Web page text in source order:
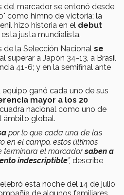
del marcador se entonó desde
como himno de victoria; la
hizo historia en el debut
esta justa mundialista.
de la Selección Nacional se
al superar a Japón 34-13, a Brasil
41-6; y en la semifinal ante
ganó cada uno de sus
mayor a los 20
nacional como uno de
ámbito global.
por lo que cada una de las
en el campo, estos últimos
terminara el marcadorsaben a
indescriptible”, describe
esta noche del 14 de julio